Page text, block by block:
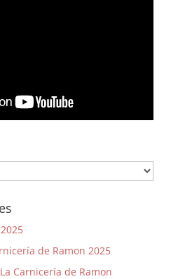
de Ramon 2025
Carnicería de Ramon